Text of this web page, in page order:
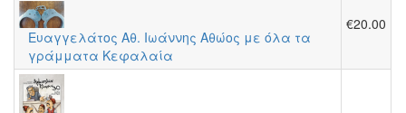
Ευαγγελάτος Αθ. Ιωάννης Αθώος με όλα τα
γράμματα Κεφαλαία
€20.00